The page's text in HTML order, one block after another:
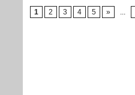
1 2 3 4 5 » ...